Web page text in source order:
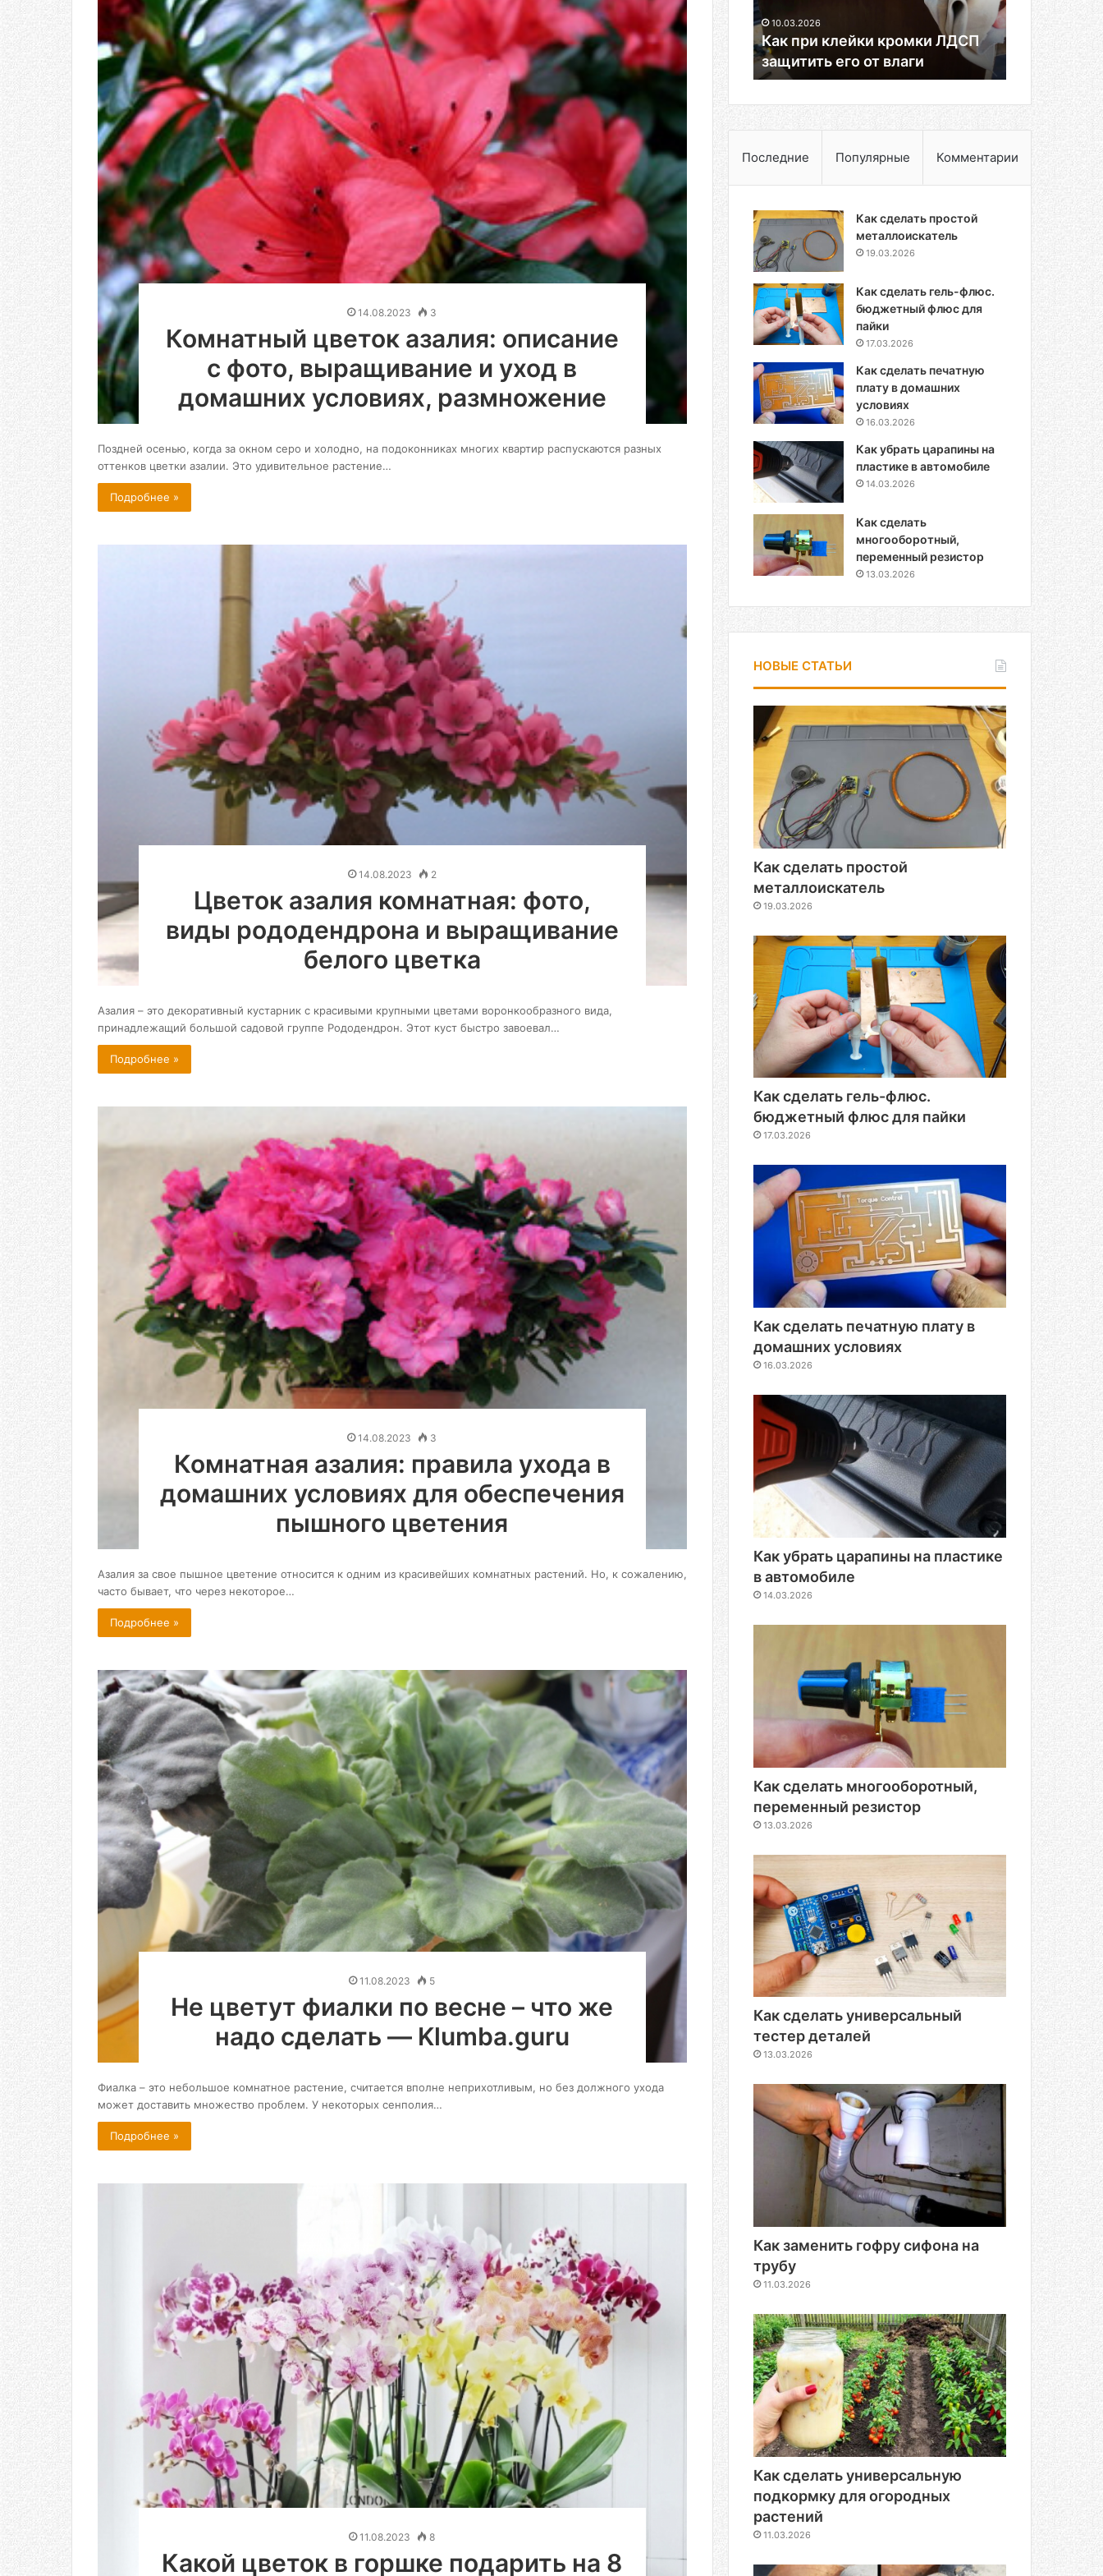
14.08.2023 3
Комнатный цветок азалия: описание
с фото, выращивание и уход в
домашних условиях, размножение
Поздней осенью, когда за окном серо и холодно, на подоконниках многих квартир распускаются разных
оттенков цветки азалии. Это удивительное растение…
Подробнее »
14.08.2023 2
Цветок азалия комнатная: фото,
виды рододендрона и выращивание
белого цветка
Азалия – это декоративный кустарник с красивыми крупными цветами воронкообразного вида,
принадлежащий большой садовой группе Рододендрон. Этот куст быстро завоевал…
Подробнее »
14.08.2023 3
Комнатная азалия: правила ухода в
домашних условиях для обеспечения
пышного цветения
Азалия за свое пышное цветение относится к одним из красивейших комнатных растений. Но, к сожалению,
часто бывает, что через некоторое…
Подробнее »
11.08.2023 5
Не цветут фиалки по весне – что же
надо сделать — Klumba.guru
Фиалка – это небольшое комнатное растение, считается вполне неприхотливым, но без должного ухода
может доставить множество проблем. У некоторых сенполия…
Подробнее »
11.08.2023 8
Какой цветок в горшке подарить на 8
его
от
влаги
10.03.2026
Как при клейки кромки ЛДСП
защитить его от влаги
Последние Популярные Комментарии
Как сделать простой
металлоискатель
19.03.2026
Как сделать гель-флюс.
бюджетный флюс для
пайки
17.03.2026
Как сделать печатную
плату в домашних
условиях
16.03.2026
Как убрать царапины на
пластике в автомобиле
14.03.2026
Как сделать
многооборотный,
переменный резистор
13.03.2026
НОВЫЕ СТАТЬИ
Как сделать простой
металлоискатель
19.03.2026
Как сделать гель-флюс.
бюджетный флюс для пайки
17.03.2026
Как сделать печатную плату в
домашних условиях
16.03.2026
Как убрать царапины на пластике
в автомобиле
14.03.2026
Как сделать многооборотный,
переменный резистор
13.03.2026
Как сделать универсальный
тестер деталей
13.03.2026
Как заменить гофру сифона на
трубу
11.03.2026
Как сделать универсальную
подкормку для огородных
растений
11.03.2026